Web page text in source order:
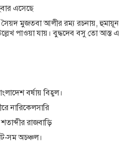
এসেছে
মুজতবা আলীর রম্য রচনায়,
পাওয়া যায়। বুদ্ধদেব বসু তো আস্ত
বর্ষায় বিহ্বল।
নারিকেলসারি
শতাব্দীর রাজবাড়ি
সম অচঞ্চল।